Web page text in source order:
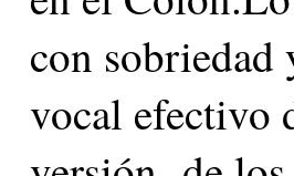
con sobriedad
vocal efectivo